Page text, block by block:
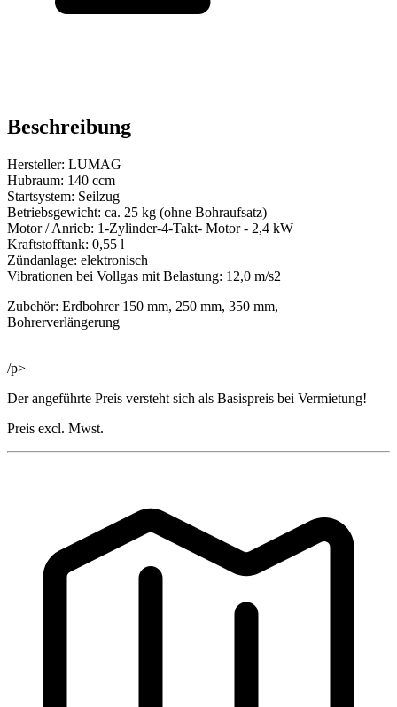
Beschreibung
Hersteller: LUMAG
Hubraum: 140 ccm
Startsystem: Seilzug
Betriebsgewicht: ca. 25 kg (ohne Bohraufsatz)
Motor / Anrieb: 1-Zylinder-4-Takt- Motor - 2,4 kW
Kraftstofftank: 0,55 l
Zündanlage: elektronisch
Vibrationen bei Vollgas mit Belastung: 12,0 m/s2
Zubehör: Erdbohrer 150 mm, 250 mm, 350 mm,
Bohrerverlängerung
/p>
Der angeführte Preis versteht sich als Basispreis bei Vermietung!
Preis excl. Mwst.